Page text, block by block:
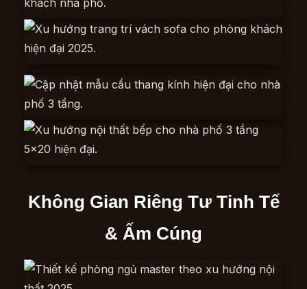
Không Gian Riêng Tư Tinh Tế
& Ấm Cúng